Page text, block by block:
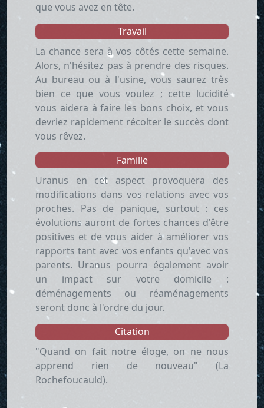
que vous avez en tête.
Travail
La chance sera à vos côtés cette semaine.
Alors, n'hésitez pas à prendre des risques.
Au bureau ou à l'usine, vous saurez très
bien ce que vous voulez ; cette lucidité
vous aidera à faire les bons choix, et vous
devriez rapidement récolter le succès dont
vous rêvez.
Famille
Uranus en cet aspect provoquera des
modifications dans vos relations avec vos
proches. Pas de panique, surtout : ces
évolutions auront de fortes chances d'être
positives et de vous aider à améliorer vos
rapports tant avec vos enfants qu'avec vos
parents. Uranus pourra également avoir
un impact sur votre domicile :
déménagements ou réaménagements
seront donc à l'ordre du jour.
Citation
"Quand on fait notre éloge, on ne nous
apprend rien de nouveau" (La
Rochefoucauld).